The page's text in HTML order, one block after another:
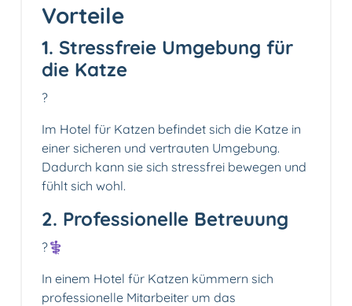
Vorteile
1. Stressfreie Umgebung für
die Katze
?
Im Hotel für Katzen befindet sich die Katze in
einer sicheren und vertrauten Umgebung.
Dadurch kann sie sich stressfrei bewegen und
fühlt sich wohl.
2. Professionelle Betreuung
?‍⚕️
In einem Hotel für Katzen kümmern sich
professionelle Mitarbeiter um das